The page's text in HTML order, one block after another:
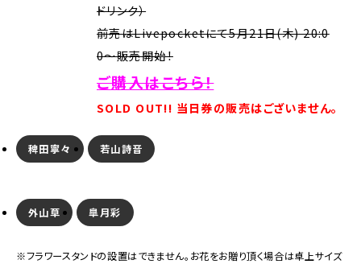
ドリンク）
前売はLivepocketにて5月21日(木) 20:0
0〜販売開始！
ご購入はこちら！
SOLD OUT!! 当日券の販売はございません。
稗田寧々 若山詩音
外山草 皐月彩
※フラワースタンドの設置はできません。お花をお贈り頂く場合は卓上サイズ